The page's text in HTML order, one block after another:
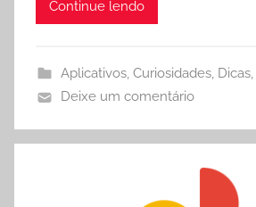
Continue lendo
Aplicativos, Curiosidades, Dicas,
Deixe um comentário